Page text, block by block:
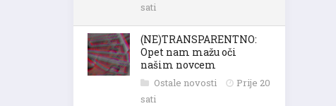
sati
(NE)TRANSPARENTNO:
Opet nam mažu oči
našim novcem
Ostale novosti
Prije 20
sati